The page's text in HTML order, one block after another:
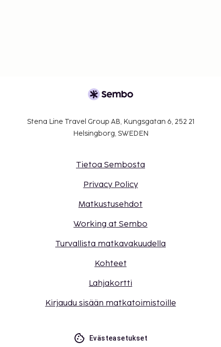
Stena Line Travel Group AB, Kungsgatan 6, 252 21
Helsingborg, SWEDEN
Tietoa Sembosta
Privacy Policy
Matkustusehdot
Working at Sembo
Turvallista matkavakuudella
Kohteet
Lahjakortti
Kirjaudu sisään matkatoimistoille
Evästeasetukset